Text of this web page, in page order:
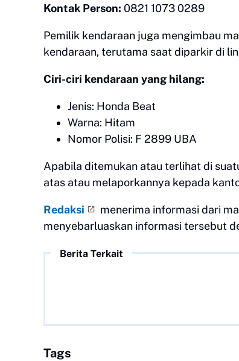
Kontak Person: 0821 1073 0289
Pemilik kendaraan juga mengimbau
kendaraan, terutama saat diparkir di
Ciri-ciri kendaraan yang hilang:
Jenis: Honda Beat
Warna: Hitam
Nomor Polisi: F 2899 UBA
Apabila ditemukan atau terlihat di
atas atau melaporkannya kepada
Redaksi
menerima informasi dari
menyebarluaskan informasi tersebut
Berita Terkait
Tags